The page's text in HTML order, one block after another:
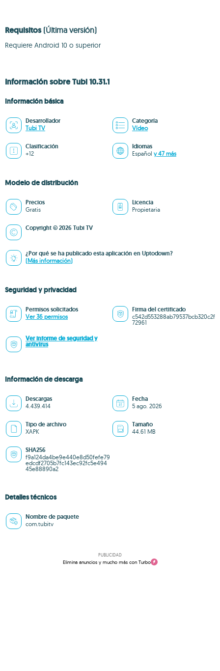
Requisitos (Última versión)
Requiere Android 10 o superior
Información sobre Tubi 10.31.1
Información básica
Desarrollador
Tubi TV
Categoría
Vídeo
Clasificación
+12
Idiomas
Español y 47 más
Modelo de distribución
Precios
Gratis
Licencia
Propietaria
Copyright © 2026 Tubi TV
¿Por qué se ha publicado esta aplicación en Uptodown?
(Más información)
Seguridad y privacidad
Permisos solicitados
Ver 36 permisos
Firma del certificado
c542d553288ab79537bcb320c2f
72961
Ver informe de seguridad y
antivirus
Información de descarga
Descargas
4.439.414
Fecha
5 ago. 2026
Tipo de archivo
XAPK
Tamaño
44.61 MB
SHA256
f9a124da4be9e440e8d50fefe79
edcdf2705b7fc143ec92fc5e494
45e88890a2
Detalles técnicos
Nombre de paquete
com.tubitv
PUBLICIDAD
Elimina anuncios y mucho más con Turbo